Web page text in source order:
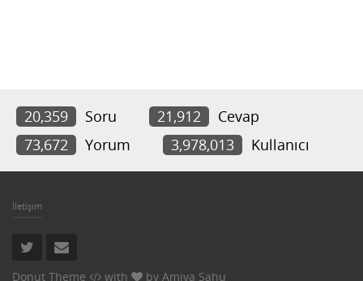
20,359 Soru 21,912
Cevap
73,672
Yorum 3,978,013 Kullanıcı
İletişim
Donut Theme with by Amiya Sahu